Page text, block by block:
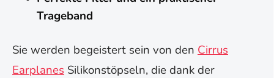
Trageband
Sie werden begeistert sein von den Cirrus
Earplanes Silikonstöpseln, die dank der